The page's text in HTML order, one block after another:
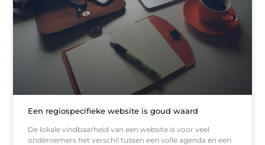
Een regiospecifieke website is goud waard
De lokale vindbaarheid van een website is voor veel
ondernemers het verschil tussen een volle agenda en een